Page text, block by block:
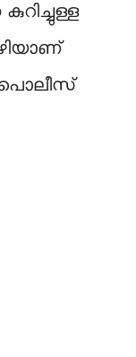
പൊലീസ്